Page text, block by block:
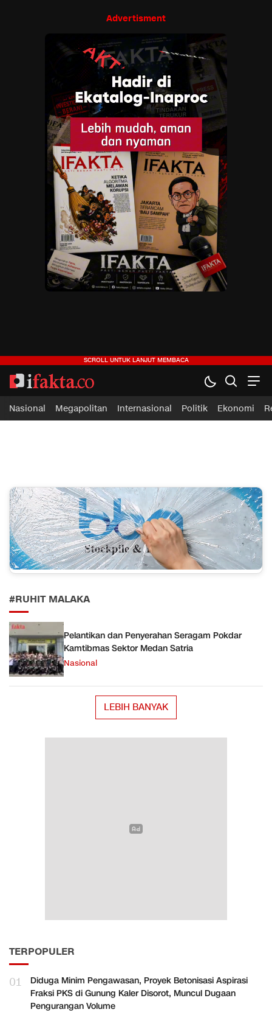
Advertisment
ifakta.co
#pastibenar
Nasional Megapolitan Internasional Politik Ekonomi
#RUHIT MALAKA
Pelantikan dan Penyerahan Seragam Pokdar
Kamtibmas Sektor Medan Satria
Nasional
LEBIH BANYAK
TERPOPULER
01
Diduga Minim Pengawasan, Proyek Betonisasi Aspirasi
Fraksi PKS di Gunung Kaler Disorot, Muncul Dugaan
Pengurangan Volume